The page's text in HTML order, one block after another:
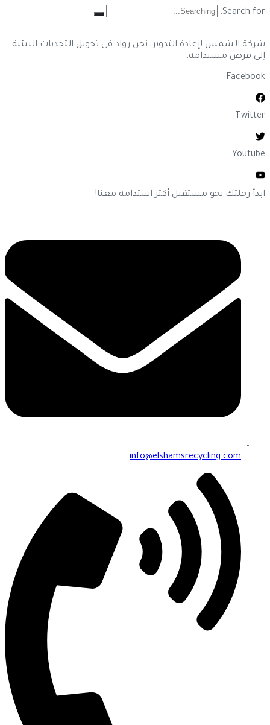
Search for:
شركة الشمس لإعادة التدوير، نحن رواد في تحويل التحديات البيئية
إلى فرص مستدامة.
Facebook
Twitter
Youtube
ابدأ رحلتك نحو مستقبل أكثر استدامة معنا!
info@elshamsrecycling.com